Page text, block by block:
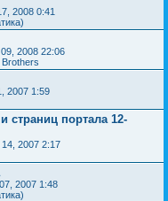
2008 0:41
2008 22:06
2007 1:59
страниц портала 12-
2007 2:17
2007 1:48